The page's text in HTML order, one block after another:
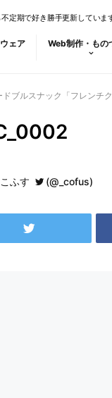
定期で好き勝手更新していま
ェア Web制作・もの
ブルスナック「フレンチ
こふす (@_cofus)